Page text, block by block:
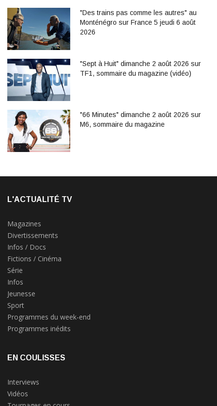
"Des trains pas comme les autres" au
Monténégro sur France 5 jeudi 6 août
2026
"Sept à Huit" dimanche 2 août 2026 sur
TF1, sommaire du magazine (vidéo)
"66 Minutes" dimanche 2 août 2026 sur
M6, sommaire du magazine
L'ACTUALITÉ TV
Magazines
Divertissements
Infos / Docs
Fictions / Cinéma
Série
Infos
Jeunesse
Sport
Programmes du week-end
Programmes inédits
EN COULISSES
Interviews
Vidéos